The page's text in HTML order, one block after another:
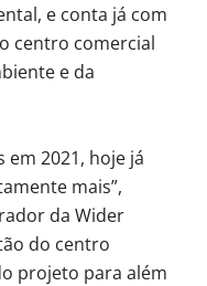
e conta já com
centro comercial
e da
em 2021, hoje já
mais”,
da Wider
do centro
projeto para além